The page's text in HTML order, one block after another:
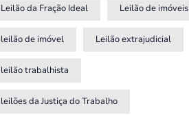
Leilão da Fração Ideal Leilão de imóveis
leilão de imóvel Leilão extrajudicial
leilão trabalhista
leilões da Justiça do Trabalho